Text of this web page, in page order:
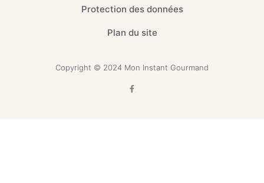
Protection des données
Plan du site
Copyright © 2024 Mon Instant Gourmand